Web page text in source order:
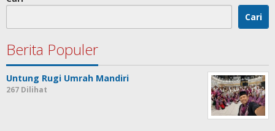
Cari
Berita Populer
Untung Rugi Umrah Mandiri
267 Dilihat